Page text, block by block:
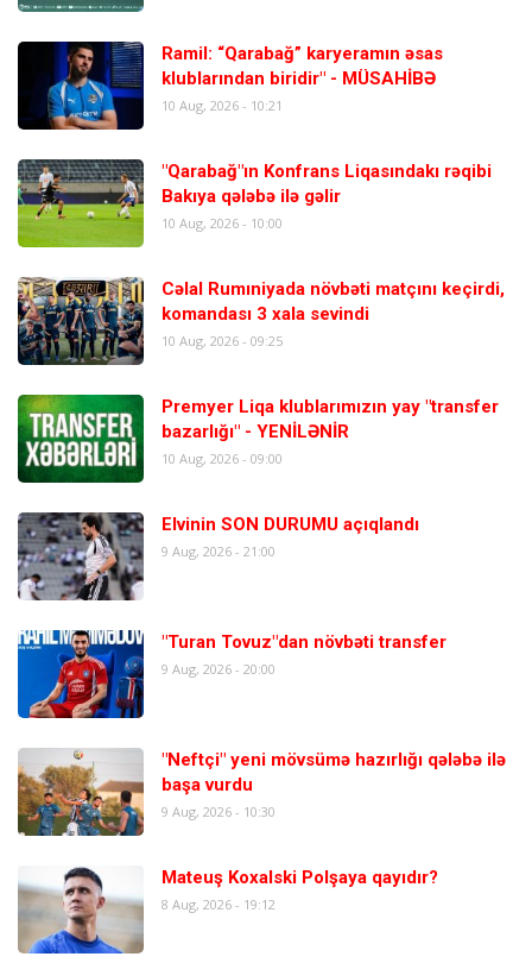
Ramil: “Qarabağ” karyeramın əsas
klublarından biridir" - MÜSAHİBƏ
10 Aug, 2026 - 10:21
"Qarabağ"ın Konfrans Liqasındakı rəqibi
Bakıya qələbə ilə gəlir
10 Aug, 2026 - 10:00
Cəlal Rumıniyada növbəti matçını keçirdi,
komandası 3 xala sevindi
10 Aug, 2026 - 09:25
Premyer Liqa klublarımızın yay "transfer
bazarlığı" - YENİLƏNİR
10 Aug, 2026 - 09:00
Elvinin SON DURUMU açıqlandı
9 Aug, 2026 - 21:00
"Turan Tovuz"dan növbəti transfer
9 Aug, 2026 - 20:00
"Neftçi" yeni mövsümə hazırlığı qələbə ilə
başa vurdu
9 Aug, 2026 - 10:30
Mateuş Koxalski Polşaya qayıdır?
8 Aug, 2026 - 19:12